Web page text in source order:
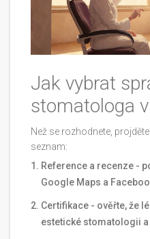
Jak vybrat
stomatologa
Než se rozhodnete,
seznam:
Reference a recenze -
Google Maps a
Certifikace - ověřte, že
estetické stomatologii